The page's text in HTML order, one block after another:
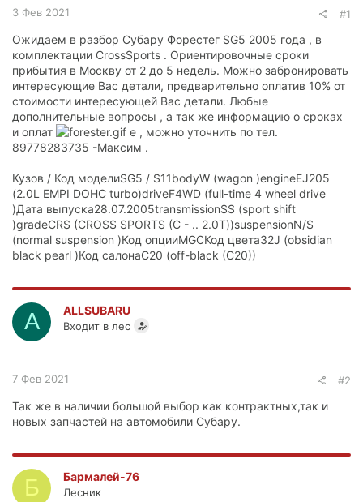
3 Фев 2021 #1
Ожидаем в разбор Субару Форестег SG5 2005 года , в
комплектации CrossSports . Ориентировочные сроки
прибытия в Москву от 2 до 5 недель. Можно забронировать
интересующие Вас детали, предварительно оплатив 10% от
стоимости интересующей Вас детали. Любые
дополнительные вопросы , а так же информацию о сроках
и оплат
е , можно уточнить по тел.
89778283735 -Максим .
Кузов / Код моделиSG5 / S11bodyW (wagon )engineEJ205
(2.0L EMPI DOHC turbo)driveF4WD (full-time 4 wheel drive
)Дата выпуска28.07.2005transmissionSS (sport shift
)gradeCRS (CROSS SPORTS (C - .. 2.0T))suspensionN/S
(normal suspension )Код опцииMGCКод цвета32J (obsidian
black pearl )Код салонаC20 (off-black (C20))
A ALLSUBARU
Входит в лес
7 Фев 2021 #2
Так же в наличии большой выбор как контрактных,так и
новых запчастей на автомобили Субару.
Б Бармалей-76
Лесник